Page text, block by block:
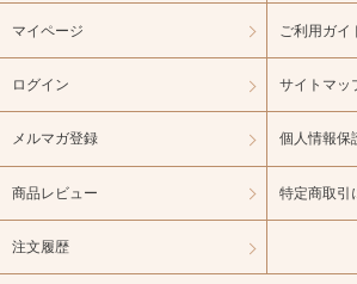
マイページ
ログイン
メルマガ登録
商品レビュー
注文履歴
ご利用ガイ
サイトマッ
個人情報保
特定商取引